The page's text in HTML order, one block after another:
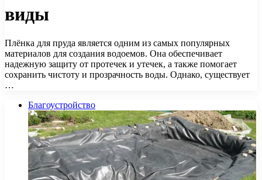
виды
Плёнка для пруда является одним из самых популярных
материалов для создания водоемов. Она обеспечивает
надежную защиту от протечек и утечек, а также помогает
сохранить чистоту и прозрачность воды. Однако, существует
…
Благоустройство